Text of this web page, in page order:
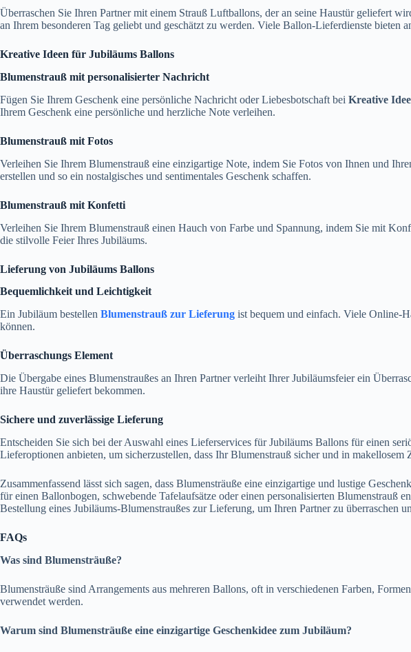
Überraschen Sie Ihren Partner mit einem Strauß Luftballons, der an seine Haustür geliefert
an Ihrem besonderen Tag geliebt und geschätzt zu werden. Viele Ballon-Lieferdienste bieten
Kreative Ideen für Jubiläums Ballons
Blumenstrauß mit personalisierter Nachricht
Fügen Sie Ihrem Geschenk eine persönliche Nachricht oder Liebesbotschaft bei Kreative
Ihrem Geschenk eine persönliche und herzliche Note verleihen.
Blumenstrauß mit Fotos
Verleihen Sie Ihrem Blumenstrauß eine einzigartige Note, indem Sie Fotos von Ihnen und
erstellen und so ein nostalgisches und sentimentales Geschenk schaffen.
Blumenstrauß mit Konfetti
Verleihen Sie Ihrem Blumenstrauß einen Hauch von Farbe und Spannung, indem Sie mit
die stilvolle Feier Ihres Jubiläums.
Lieferung von Jubiläums Ballons
Bequemlichkeit und Leichtigkeit
Ein Jubiläum bestellen Blumenstrauß zur Lieferung ist bequem und einfach. Viele Online-
können.
Überraschungs Element
Die Übergabe eines Blumenstraußes an Ihren Partner verleiht Ihrer Jubiläumsfeier ein
ihre Haustür geliefert bekommen.
Sichere und zuverlässige Lieferung
Entscheiden Sie sich bei der Auswahl eines Lieferservices für Jubiläums Ballons für einen
Lieferoptionen anbieten, um sicherzustellen, dass Ihr Blumenstrauß sicher und in makellosem
Zusammenfassend lässt sich sagen, dass Blumensträuße eine einzigartige und lustige
für einen Ballonbogen, schwebende Tafelaufsätze oder einen personalisierten Blumenstrauß
Bestellung eines Jubiläums-Blumenstraußes zur Lieferung, um Ihren Partner zu überraschen
FAQs
Was sind Blumensträuße?
Blumensträuße sind Arrangements aus mehreren Ballons, oft in verschiedenen Farben,
verwendet werden.
Warum sind Blumensträuße eine einzigartige Geschenkidee zum Jubiläum?